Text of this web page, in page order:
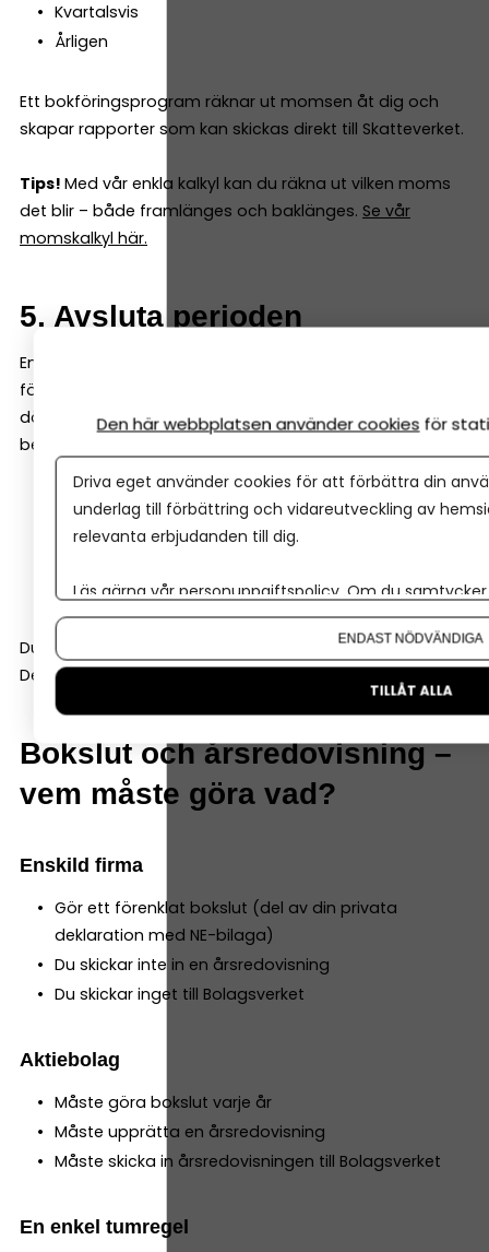
Kvartalsvis
Årligen
Ett bokföringsprogram räknar ut momsen åt dig och
skapar rapporter som kan skickas direkt till Skatteverket.
Tips! Med vår enkla kalkyl kan du räkna ut vilken moms
det blir – både framlänges och baklänges. Se vår
momskalkyl här.
5. Avsluta perioden
En “period” i bokföringen är ofta en månad (många
företag redovisar moms varje månad eller kvartal, och
då 'stänger man' den perioden) Att avsluta perioden
betyder i praktiken att du:
Bokfört alla händelser för månaden
Matchat bankkontot
Kontrollerat att momsen stämmer
Du gör alltså ett månadsslut, inte ett avancerat bokslut.
Det gäller alla företag, oavsett bolagsform.
Bokslut och årsredovisning –
vem måste göra vad?
Enskild firma
Gör ett förenklat bokslut (del av din privata
deklaration med NE-bilaga)
Du skickar inte in en årsredovisning
Du skickar inget till Bolagsverket
Aktiebolag
Måste göra bokslut varje år
Måste upprätta en årsredovisning
Måste skicka in årsredovisningen till Bolagsverket
En enkel tumregel
Den här webbplatsen använder cookies för
Driva eget använder cookies för att förbättra din
underlag till förbättring och vidareutveckling av
relevanta erbjudanden till dig.
Läs gärna vår personuppgiftspolicy. Om du
Om du vill ändra ditt val i efterhand hittar du den
ENDAST NÖDVÄNDIGA
TILLÅT ALLA